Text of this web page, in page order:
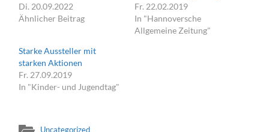
Di. 20.09.2022
Ähnlicher Beitrag
Fr. 22.02.2019
In "Hannoversche
Allgemeine Zeitung"
Starke Aussteller mit
starken Aktionen
Fr. 27.09.2019
In "Kinder- und Jugendtag"
Uncategorized